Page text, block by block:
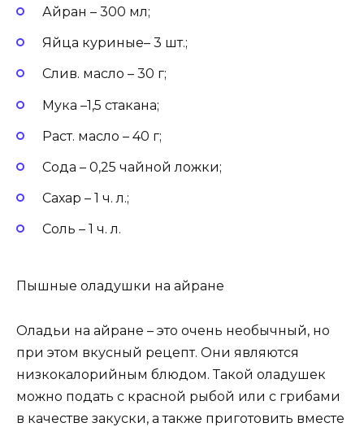
Айран – 300 мл;
Яйца куриные– 3 шт.;
Слив. масло – 30 г;
Мука –1,5 стакана;
Раст. масло – 40 г;
Сода – 0,25 чайной ложки;
Сахар – 1 ч. л.;
Соль – 1 ч. л.
Пышные оладушки на айране
Оладьи на айране – это очень необычный, но
при этом вкусный рецепт. Они являются
низкокалорийным блюдом. Такой оладушек
можно подать с красной рыбой или с грибами
в качестве закуски, а также приготовить вместе